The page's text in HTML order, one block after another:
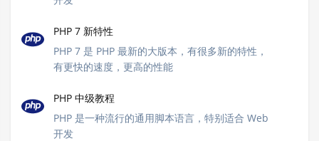
PHP 7 新特性
PHP 7 是 PHP 最新的大版本，有很多新的特性，
有更快的速度，更高的性能
PHP 中级教程
PHP 是一种流行的通用脚本语言，特别适合 Web
开发